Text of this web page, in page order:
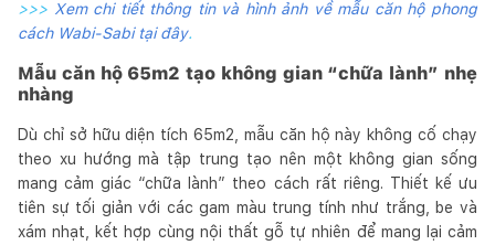
>>> Xem chi tiết thông tin và hình ảnh về mẫu căn hộ phong
cách Wabi-Sabi tại đây.
Mẫu căn hộ 65m2 tạo không gian “chữa lành” nhẹ
nhàng
Dù chỉ sở hữu diện tích 65m2, mẫu căn hộ này không cố chạy
theo xu hướng mà tập trung tạo nên một không gian sống
mang cảm giác “chữa lành” theo cách rất riêng. Thiết kế ưu
tiên sự tối giản với các gam màu trung tính như trắng, be và
xám nhạt, kết hợp cùng nội thất gỗ tự nhiên để mang lại cảm